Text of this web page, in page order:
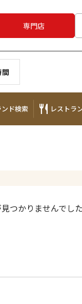
専門店
ド検索 レストラ
つかりませんでした